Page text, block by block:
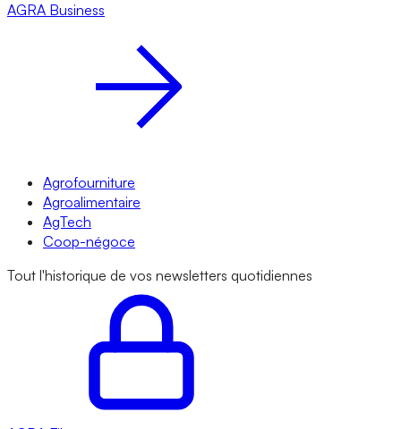
AGRA Business
Agrofourniture
Agroalimentaire
AgTech
Coop-négoce
Tout l'historique de vos newsletters quotidiennes